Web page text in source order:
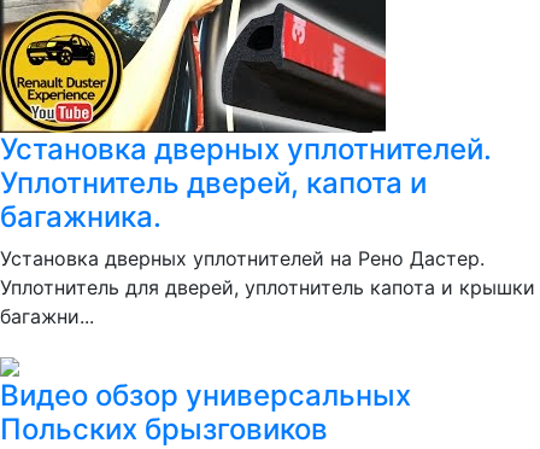
Установка дверных уплотнителей.
Уплотнитель дверей, капота и
багажника.
Установка дверных уплотнителей на Рено Дастер.
Уплотнитель для дверей, уплотнитель капота и крышки
багажни...
Видео обзор универсальных
Польских брызговиков